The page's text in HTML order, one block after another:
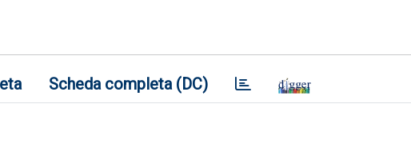
Scheda completa (DC)